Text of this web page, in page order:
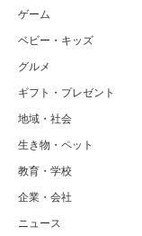
ゲーム
ベビー・キッズ
グルメ
ギフト・プレゼント
地域・社会
生き物・ペット
教育・学校
企業・会社
ニュース